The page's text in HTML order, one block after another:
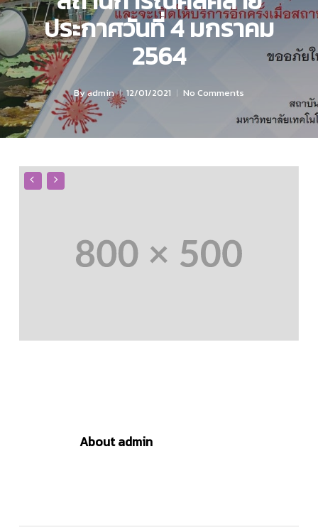
ประกาศวันที่ 4 มกราคม
2564
Byadmin 12/01/2021 No Comments
Aboutadmin